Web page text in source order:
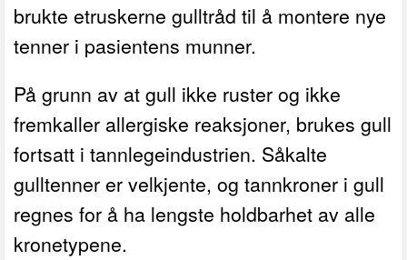
brukte etruskerne gulltråd til å montere nye
tenner i pasientens munner.
På grunn av at gull ikke ruster og ikke
fremkaller allergiske reaksjoner, brukes gull
fortsatt i tannlegeindustrien. Såkalte
gulltenner er velkjente, og tannkroner i gull
regnes for å ha lengste holdbarhet av alle
kronetypene.